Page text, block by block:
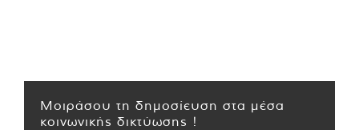
Μοιράσου τη δημοσίευση στα μέσα
κοινωνικής δικτύωσης !